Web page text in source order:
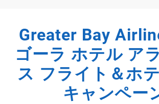
Greater Bay
ゴーラ ホテル ア
ス フライト＆ホ
キャンペー